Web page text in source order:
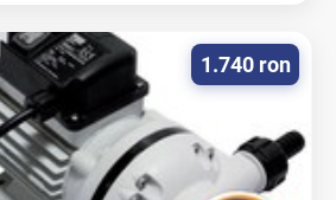
1.740 ron